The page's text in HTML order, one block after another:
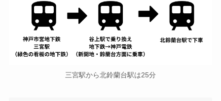
三宮駅から北鈴蘭台駅は25分